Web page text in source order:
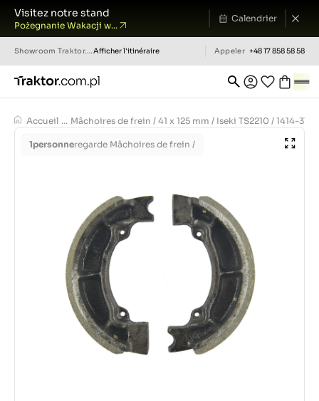
Visitez notre stand
Pożegnanie Wakacji w...
Calendrier
Showroom Traktor.com.pl Afficher l'itinéraire Appeler +48 17 858 58 58
Accueil ... Mâchoires de frein / 41 x 125 mm / Iseki TS2210 / 1414-
1personneregarde Mâchoires de frein /